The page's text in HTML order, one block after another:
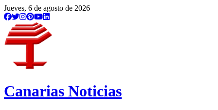
Jueves, 6 de agosto de 2026
Canarias Noticias